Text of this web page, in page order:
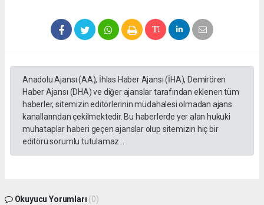
Anadolu Ajansı (AA), İhlas Haber Ajansı (İHA), Demirören
Haber Ajansı (DHA) ve diğer ajanslar tarafından eklenen tüm
haberler, sitemizin editörlerinin müdahalesi olmadan ajans
kanallarından çekilmektedir. Bu haberlerde yer alan hukuki
muhataplar haberi geçen ajanslar olup sitemizin hiç bir
editörü sorumlu tutulamaz...
Okuyucu Yorumları (0)